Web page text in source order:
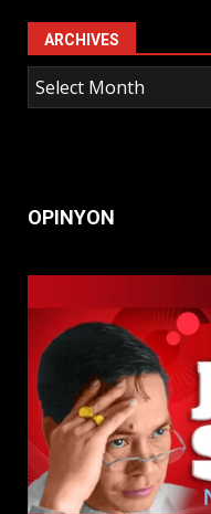
ARCHIVES
OPINYON